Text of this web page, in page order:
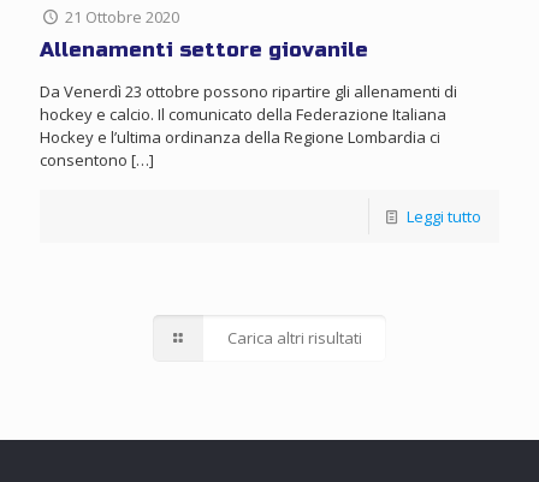
21 Ottobre 2020
Allenamenti settore giovanile
Da Venerdì 23 ottobre possono ripartire gli allenamenti di
hockey e calcio. Il comunicato della Federazione Italiana
Hockey e l’ultima ordinanza della Regione Lombardia ci
consentono […]
Leggi tutto
Carica altri risultati